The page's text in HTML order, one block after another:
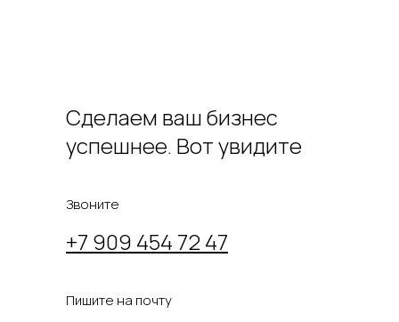
Звоните
Пишите на почту
+7 909 454 72 47
Сделаем ваш бизнес
успешнее. Вот увидите